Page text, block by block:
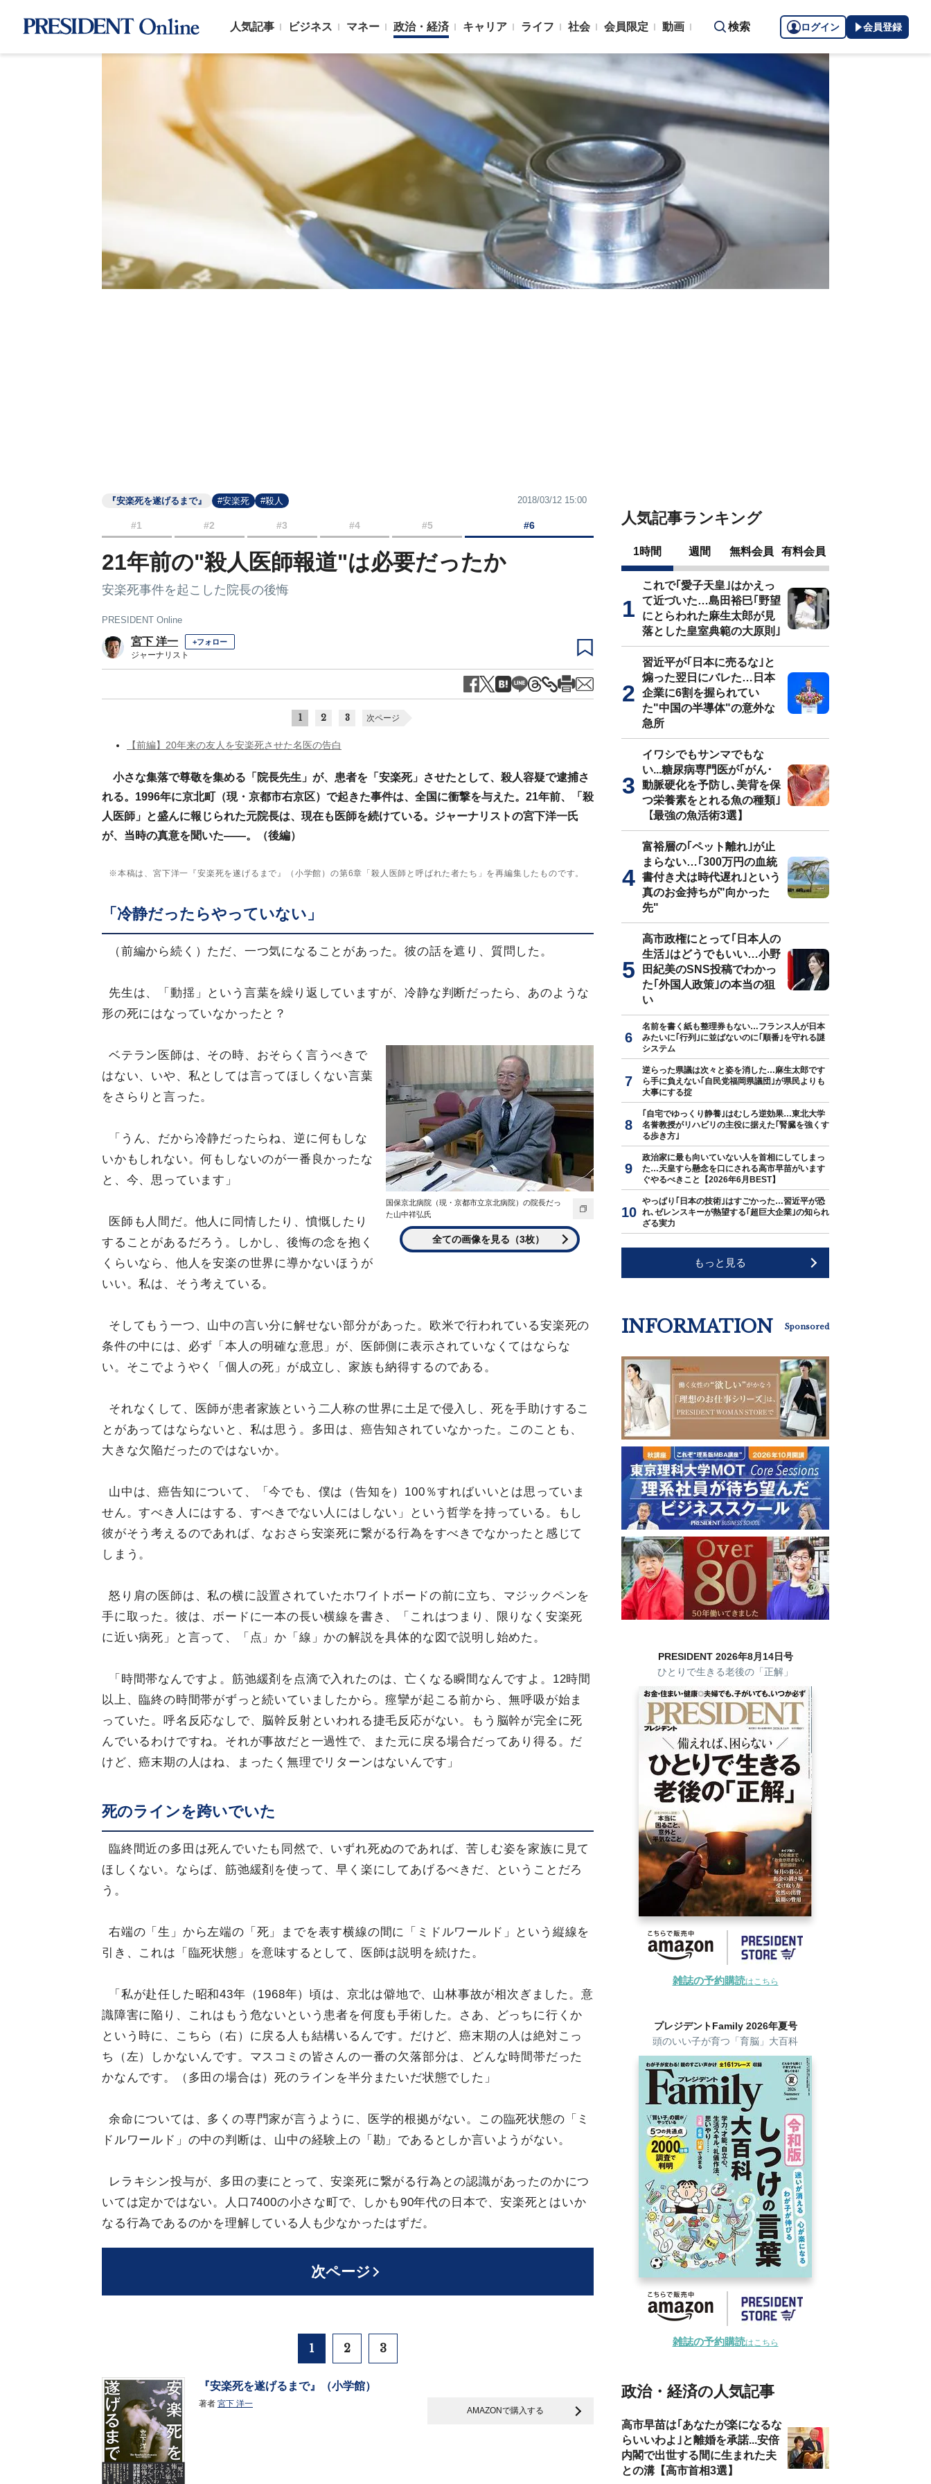
人気記事 ビジネス マネー 政治・経済 キャリア ライフ 社会 会員限定 動画 検索 ログイン 会員登録
『安楽死を遂げるまで』 #安楽死 #殺人 2018/03/12 15:00
#1 #2 #3 #4 #5 #6
21年前の"殺人医師報道"は必要だったか
安楽死事件を起こした院長の後悔
PRESIDENT Online
宮下 洋一 +フォロー
ジャーナリスト
1 2 3 次ページ
【前編】20年来の友人を安楽死させた名医の告白
小さな集落で尊敬を集める「院長先生」が、患者を「安楽死」させたとして、殺人容疑で逮捕さ
れる。1996年に京北町（現・京都市右京区）で起きた事件は、全国に衝撃を与えた。21年前、「殺
人医師」と盛んに報じられた元院長は、現在も医師を続けている。ジャーナリストの宮下洋一氏
が、当時の真意を聞いた――。（後編）
※本稿は、宮下洋一『安楽死を遂げるまで』（小学館）の第6章「殺人医師と呼ばれた者たち」を再編集したものです。
「冷静だったらやっていない」
（前編から続く）ただ、一つ気になることがあった。彼の話を遮り、質問した。
先生は、「動揺」という言葉を繰り返していますが、冷静な判断だったら、あのような
形の死にはなっていなかったと？
国保京北病院（現・京都市立京北病院）の院長だっ
た山中祥弘氏
全ての画像を見る（3枚）
ベテラン医師は、その時、おそらく言うべきで
はない、いや、私としては言ってほしくない言葉
をさらりと言った。
「うん、だから冷静だったらね、逆に何もしな
いかもしれない。何もしないのが一番良かったな
と、今、思っています」
医師も人間だ。他人に同情したり、憤慨したり
することがあるだろう。しかし、後悔の念を抱く
くらいなら、他人を安楽の世界に導かないほうが
いい。私は、そう考えている。
そしてもう一つ、山中の言い分に解せない部分があった。欧米で行われている安楽死の
条件の中には、必ず「本人の明確な意思」が、医師側に表示されていなくてはならな
い。そこでようやく「個人の死」が成立し、家族も納得するのである。
それなくして、医師が患者家族という二人称の世界に土足で侵入し、死を手助けするこ
とがあってはならないと、私は思う。多田は、癌告知されていなかった。このことも、
大きな欠陥だったのではないか。
山中は、癌告知について、「今でも、僕は（告知を）100％すればいいとは思っていま
せん。すべき人にはする、すべきでない人にはしない」という哲学を持っている。もし
彼がそう考えるのであれば、なおさら安楽死に繋がる行為をすべきでなかったと感じて
しまう。
怒り肩の医師は、私の横に設置されていたホワイトボードの前に立ち、マジックペンを
手に取った。彼は、ボードに一本の長い横線を書き、「これはつまり、限りなく安楽死
に近い病死」と言って、「点」か「線」かの解説を具体的な図で説明し始めた。
「時間帯なんですよ。筋弛緩剤を点滴で入れたのは、亡くなる瞬間なんですよ。12時間
以上、臨終の時間帯がずっと続いていましたから。痙攣が起こる前から、無呼吸が始ま
っていた。呼名反応なしで、脳幹反射といわれる捷毛反応がない。もう脳幹が完全に死
んでいるわけですね。それが事故だと一過性で、また元に戻る場合だってあり得る。だ
けど、癌末期の人はね、まったく無理でリターンはないんです」
死のラインを跨いでいた
臨終間近の多田は死んでいたも同然で、いずれ死ぬのであれば、苦しむ姿を家族に見て
ほしくない。ならば、筋弛緩剤を使って、早く楽にしてあげるべきだ、ということだろ
う。
右端の「生」から左端の「死」までを表す横線の間に「ミドルワールド」という縦線を
引き、これは「臨死状態」を意味するとして、医師は説明を続けた。
「私が赴任した昭和43年（1968年）頃は、京北は僻地で、山林事故が相次ぎました。意
識障害に陥り、これはもう危ないという患者を何度も手術した。さあ、どっちに行くか
という時に、こちら（右）に戻る人も結構いるんです。だけど、癌末期の人は絶対こっ
ち（左）しかないんです。マスコミの皆さんの一番の欠落部分は、どんな時間帯だった
かなんです。（多田の場合は）死のラインを半分またいだ状態でした」
余命については、多くの専門家が言うように、医学的根拠がない。この臨死状態の「ミ
ドルワールド」の中の判断は、山中の経験上の「勘」であるとしか言いようがない。
レラキシン投与が、多田の妻にとって、安楽死に繋がる行為との認識があったのかにつ
いては定かではない。人口7400の小さな町で、しかも90年代の日本で、安楽死とはいか
なる行為であるのかを理解している人も少なかったはずだ。
次ページ
1 2 3
『安楽死を遂げるまで』（小学館）
著者 宮下 洋一
AMAZONで購入する
人気記事ランキング
1時間 週間 無料会員 有料会員
これで｢愛子天皇｣はかえっ
て近づいた…島田裕巳｢野望
にとらわれた麻生太郎が見
落とした皇室典範の大原則｣
習近平が｢日本に売るな｣と
煽った翌日にバレた…日本
企業に6割を握られてい
た"中国の半導体"の意外な
急所
イワシでもサンマでもな
い...糖尿病専門医が｢がん･
動脈硬化を予防し､美背を保
つ栄養素をとれる魚の種類｣
【最強の魚活術3選】
富裕層の｢ペット離れ｣が止
まらない…｢300万円の血統
書付き犬は時代遅れ｣という
真のお金持ちが"向かった
先"
高市政権にとって｢日本人の
生活｣はどうでもいい…小野
田紀美のSNS投稿でわかっ
た｢外国人政策｣の本当の狙
い
名前を書く紙も整理券もない…フランス人が日本
みたいに｢行列｣に並ばないのに｢順番｣を守れる謎
システム
逆らった県議は次々と姿を消した…麻生太郎です
ら手に負えない｢自民党福岡県議団｣が県民よりも
大事にする掟
｢自宅でゆっくり静養｣はむしろ逆効果…東北大学
名誉教授がリハビリの主役に据えた｢腎臓を強くす
る歩き方｣
政治家に最も向いていない人を首相にしてしまっ
た…天皇すら懸念を口にされる高市早苗がいます
ぐやるべきこと【2026年6月BEST】
やっぱり｢日本の技術｣はすごかった…習近平が恐
れ､ゼレンスキーが熱望する｢超巨大企業｣の知られ
ざる実力
もっと見る
INFORMATION Sponsored
PRESIDENT 2026年8月14日号
ひとりで生きる老後の「正解」
雑誌の予約購読はこちら
プレジデントFamily 2026年夏号
頭のいい子が育つ「育脳」大百科
雑誌の予約購読はこちら
政治・経済の人気記事
高市早苗は｢あなたが楽になるな
らいいわよ｣と離婚を承諾...安倍
内閣で出世する間に生まれた夫
との溝【高市首相3選】